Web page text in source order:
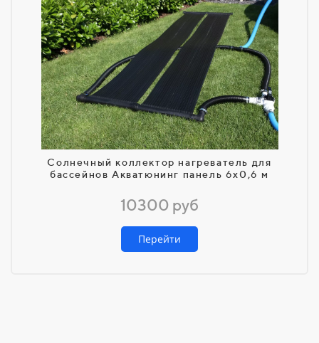
Солнечный коллектор нагреватель для
бассейнов Акватюнинг панель 6х0,6 м
10300 руб
Перейти